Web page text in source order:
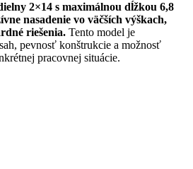
2×14 s maximálnou dĺžkou 6,8
nasadenie vo väčších výškach,
riešenia. Tento model je
pevnosť konštrukcie a možnosť
pracovnej situácie.